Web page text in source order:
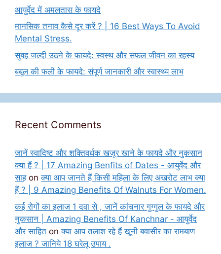
आयुर्वेद में अमलतास के फायदे
मानसिक तनाव कैसे दूर करें ? | 16 Best Ways To Avoid
Mental Stress.
सुबह जल्दी उठने के फायदे: स्वस्थ और सफल जीवन का रहस्य
बबूल की फली के फायदे: संपूर्ण जानकारी और स्वास्थ्य लाभ
Recent Comments
जानें स्वादिष्ट और शक्तिवर्धक खजूर खाने के फायदे और नुकसान
क्या हैं ? | 17 Amazing Benfits of Dates - आयुर्वेद और
साहonक्या आप जानते हैं किसी महिला के लिए अखरोट लाभ क्या
हैं ? | 9 Amazing Benefits Of Walnuts For Women.
कई रोगों का इलाज 1 दवा से , जानें कांचनार गुग्गुल के फायदे और
नुकसान | Amazing Benefits Of Kanchnar - आयुर्वेद
और साहित onक्या आप तलाश रहे हैं खूनी बवासीर का रामबाण
इलाज ? जानिये 18 घरेलू उपाय .